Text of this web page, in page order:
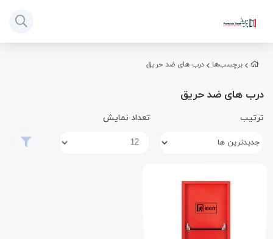
برچسب‌ها درب های ضد حریق
درب های ضد حریق
ترتیب تعداد نمایش